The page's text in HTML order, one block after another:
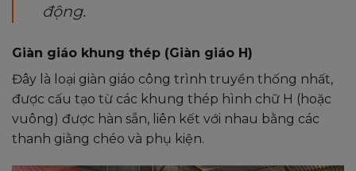
động.
Giàn giáo khung thép (Giàn giáo H)
Đây là loại giàn giáo công trình truyền thống nhất,
được cấu tạo từ các khung thép hình chữ H (hoặc
vuông) được hàn sẵn, liên kết với nhau bằng các
thanh giằng chéo và phụ kiện.